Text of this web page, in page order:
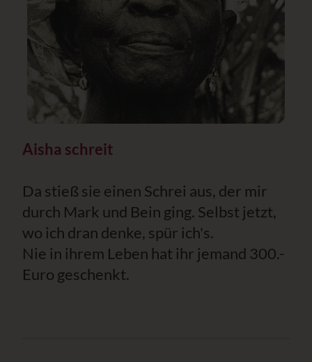
Aisha schreit
Da stieß sie einen Schrei aus, der mir
durch Mark und Bein ging. Selbst jetzt,
wo ich dran denke, spür ich's.
Nie in ihrem Leben hat ihr jemand 300.-
Euro geschenkt.